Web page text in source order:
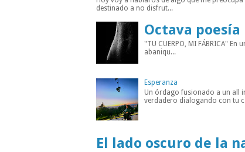
destinado a no disfrut...
Octava poesía
"TU CUERPO, MI FÁBRICA"
abaniqu...
Esperanza
Un órdago fusionado a un all
verdadero dialogando con tu
El lado oscuro de la